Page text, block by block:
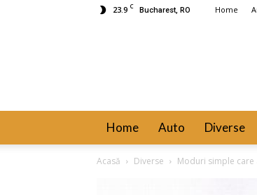
23.9 C Bucharest, RO Home
Home Auto Diverse
Acasă Diverse Moduri simple